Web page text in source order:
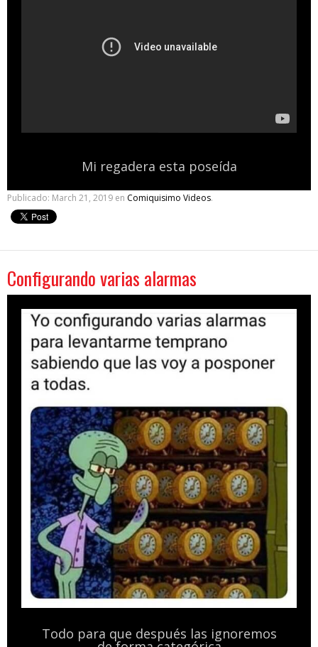
Mi regadera esta poseída
Publicado: March 21, 2019 en Comiquisimo Videos.
Configurando varias alarmas
Todo para que después las ignoremos